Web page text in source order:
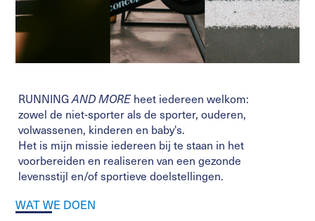
RUNNINGAND MOREheet iedereen welkom:
zowel de niet-sporter als de sporter, ouderen,
volwassenen, kinderen en baby's.
Het is mijn missie iedereen bij te staan in het
voorbereiden en realiseren van een gezonde
levensstijl en/of sportieve doelstellingen.
WAT WE DOEN